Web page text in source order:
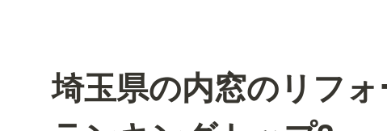
埼玉県の内窓のリフ